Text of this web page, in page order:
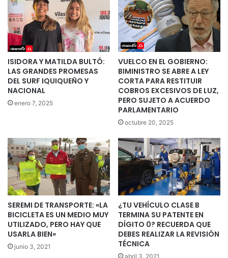
ISIDORA Y MATILDA BULTÓ:
LAS GRANDES PROMESAS
DEL SURF IQUIQUEÑO Y
NACIONAL
enero 7, 2025
VUELCO EN EL GOBIERNO:
BIMINISTRO SE ABRE A LEY
CORTA PARA RESTITUIR
COBROS EXCESIVOS DE LUZ,
PERO SUJETO A ACUERDO
PARLAMENTARIO
octubre 20, 2025
SEREMI DE TRANSPORTE: «LA
BICICLETA ES UN MEDIO MUY
UTILIZADO, PERO HAY QUE
USARLA BIEN»
junio 3, 2021
¿TU VEHÍCULO CLASE B
TERMINA SU PATENTE EN
DÍGITO 0? RECUERDA QUE
DEBES REALIZAR LA REVISIÓN
TÉCNICA
abril 3, 2021